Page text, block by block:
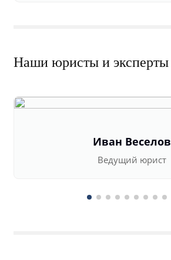
Наши юристы и эксперты
Иван Веселов
Ведущий юрист